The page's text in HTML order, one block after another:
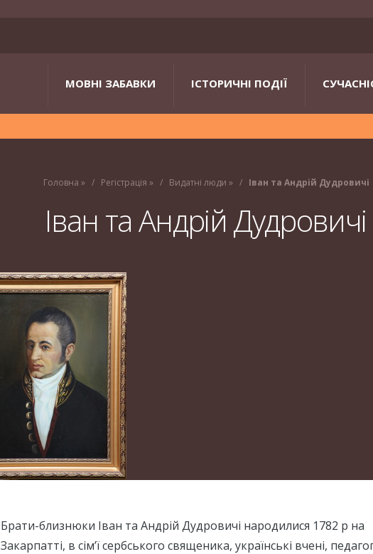
МОВНІ ЗАБАВКИ ІСТОРИЧНІ ПОДІЇ
Головна » Регістрація » Видатні люди » Іван та Андрій Дудровичі
Іван та Андрій Дудровичі
Брати-близнюки Іван та Андрій Дудровичі народилися 1782 р на
Закарпатті, в сім’ї сербського священика, українські вчені,